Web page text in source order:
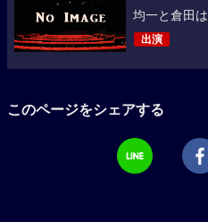
均一と倉田
出演
このページをシェアする